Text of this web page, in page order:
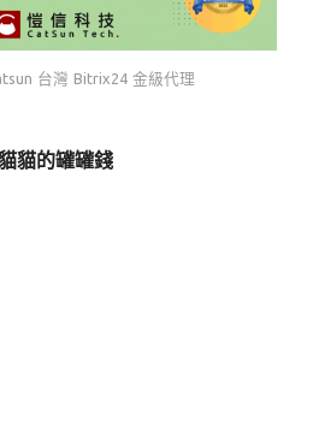
台灣 Bitrix24 金級代理
貓的罐罐錢